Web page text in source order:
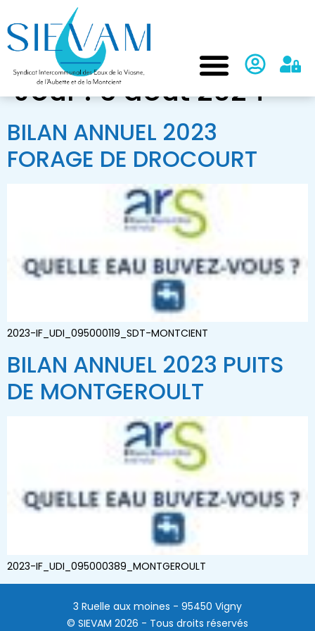
Jour :6 août 2024
BILAN ANNUEL 2023
FORAGE DE DROCOURT
2023-IF_UDI_095000119_SDT-MONTCIENT
BILAN ANNUEL 2023 PUITS
DE MONTGEROULT
2023-IF_UDI_095000389_MONTGEROULT
3 Ruelle aux moines - 95450 Vigny
© SIEVAM 2026 - Tous droits réservés